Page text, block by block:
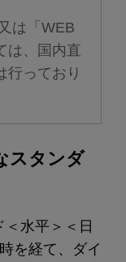
は「WEB
は、国内直
行っており
スタンダ
＜水平＞＜日
を経て、ダイ